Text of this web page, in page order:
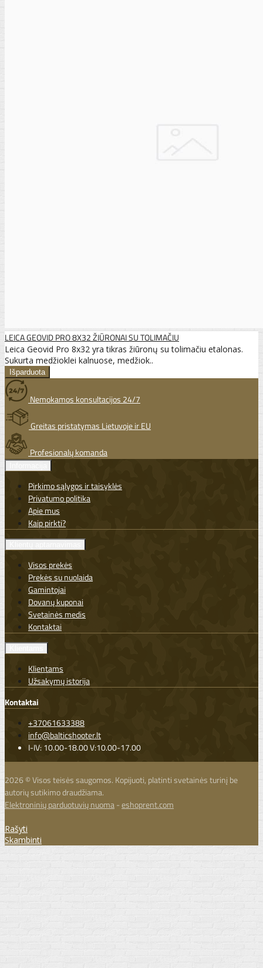
LEICA GEOVID PRO 8X32 ŽIŪRONAI SU TOLIMAČIU
Leica Geovid Pro 8x32 yra tikras žiūronų su tolimačiu etalonas.
Sukurta medžioklei kalnuose, medžiok..
Nemokamos konsultacijos 24/7
Greitas pristatymas Lietuvoje ir EU
Profesionalų komanda
Pirkimo sąlygos ir taisyklės
Privatumo politika
Apie mus
Kaip pirkti?
Visos prekės
Prekės su nuolaida
Gamintojai
Dovanų kuponai
Svetainės medis
Kontaktai
Klientams
Užsakymų istorija
Kontaktai
+37061633388
info@balticshooter.lt
I-IV: 10.00-18.00 V:10.00-17.00
2026 © Visos teisės saugomos. Kopijuoti, platinti svetainės turinį be
autorių sutikimo draudžiama.
Elektroninių parduotuvių nuoma-eshoprent.com
Rašyti
Skambinti